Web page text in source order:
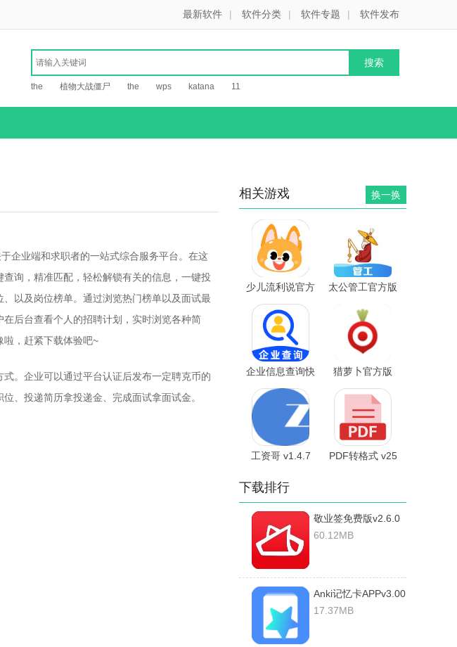
最新软件 | 软件分类 | 软件专题 | 软件发布
the 植物大战僵尸 the wps katana 11
业端和求职者的一站式综合服务平台。在这
询，精准匹配，轻松解锁有关的信息，一键投
以及岗位榜单。通过浏览热门榜单以及面试最
后台查看个人的招聘计划，实时浏览各种简
啦，赶紧下载体验吧~
。企业可以通过平台认证后发布一定聘克币的
、投递简历拿投递金、完成面试拿面试金。
换一换
相关游戏
少儿流利说官方
版v5.4.7安卓版
太公管工官方版
企业信息查询快
v1.0.1 安卓版
猎萝卜官方版
工资哥 v1.4.7
PDF转格式 v25
下载排行
敬业签免费版v2.6.0
破解版
60.12MB
Anki记忆卡APPv3.00
破解版
17.37MB